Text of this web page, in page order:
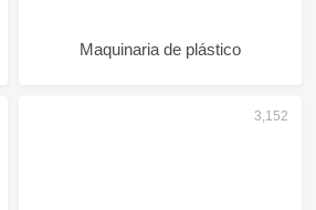
Maquinaria de plástico